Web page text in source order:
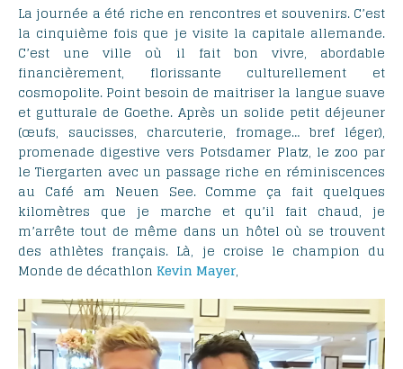
La journée a été riche en rencontres et souvenirs. C’est
la cinquième fois que je visite la capitale allemande.
C’est une ville où il fait bon vivre, abordable
financièrement, florissante culturellement et
cosmopolite. Point besoin de maitriser la langue suave
et gutturale de Goethe. Après un solide petit déjeuner
(œufs, saucisses, charcuterie, fromage… bref léger),
promenade digestive vers Potsdamer Platz, le zoo par
le Tiergarten avec un passage riche en réminiscences
au Café am Neuen See. Comme ça fait quelques
kilomètres que je marche et qu’il fait chaud, je
m’arrête tout de même dans un hôtel où se trouvent
des athlètes français. Là, je croise le champion du
Monde de décathlon Kevin Mayer,